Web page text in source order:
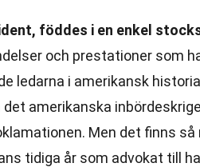
föddes i en enkel
och prestationer som
ledarna i amerikansk
amerikanska
Men det finns så
tidiga år som advokat till